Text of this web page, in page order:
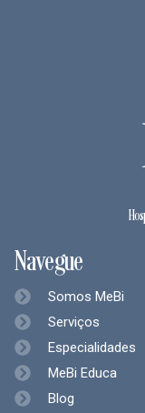
Navegue
Somos MeBi
Serviços
Especialidades
MeBi Educa
Blog